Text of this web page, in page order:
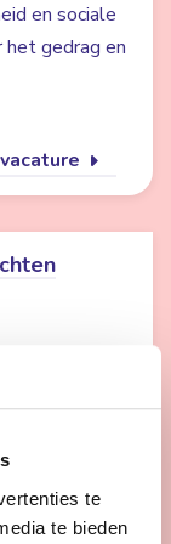
te
te bieden
en sociale
het gedrag en
verschil
onze